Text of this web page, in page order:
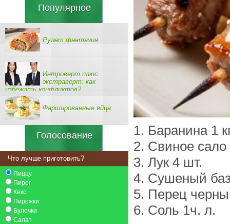
Популярное
Рулет фантазия
Интроверт плюс
экстраверт: как
избежать конфликтов?
Фаршированные яйца
Голосование
Что лучше приготовить?
Пиццу
Пирог
Кекс
Пирожки
Булочки
Салат
1. Баранина 1
2. Свиное сало
3. Лук 4 шт.
4. Сушеный
5. Перец
6. Соль 1ч. л.